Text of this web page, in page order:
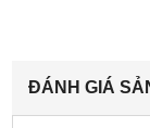
ĐÁNH GIÁ